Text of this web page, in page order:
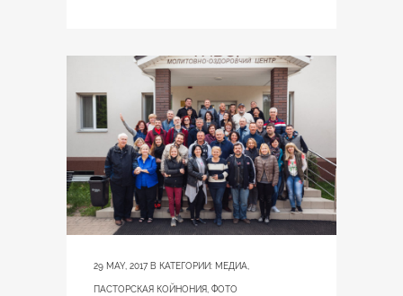
29 MAY, 2017 В КАТЕГОРИИ: МЕДИА
ПАСТОРСКАЯ КОЙНОНИЯ ФОТО